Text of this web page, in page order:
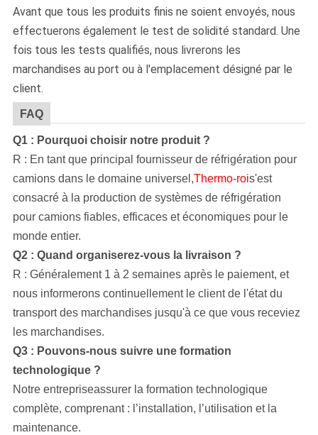
Avant que tous les produits finis ne soient envoyés, nous
effectuerons également le test de solidité standard. Une
fois tous les tests qualifiés, nous livrerons les
marchandises au port ou à l'emplacement désigné par le
client.
FAQ
Q1 : Pourquoi choisir notre produit ?
R : En tant que principal fournisseur de réfrigération pour
camions dans le domaine universel,Thermo-rois'est
consacré à la production de systèmes de réfrigération
pour camions fiables, efficaces et économiques pour le
monde entier.
Q2 : Quand organiserez-vous la livraison ?
R : Généralement 1 à 2 semaines après le paiement, et
nous informerons continuellement le client de l'état du
transport des marchandises jusqu'à ce que vous receviez
les marchandises.
Q3 : Pouvons-nous suivre une formation
technologique ?
Notre entrepriseassurer la formation technologique
complète, comprenant : l’installation, l’utilisation et la
maintenance.